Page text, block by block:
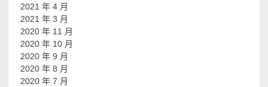
2021 年 4 月
2021 年 3 月
2020 年 11 月
2020 年 10 月
2020 年 9 月
2020 年 8 月
2020 年 7 月